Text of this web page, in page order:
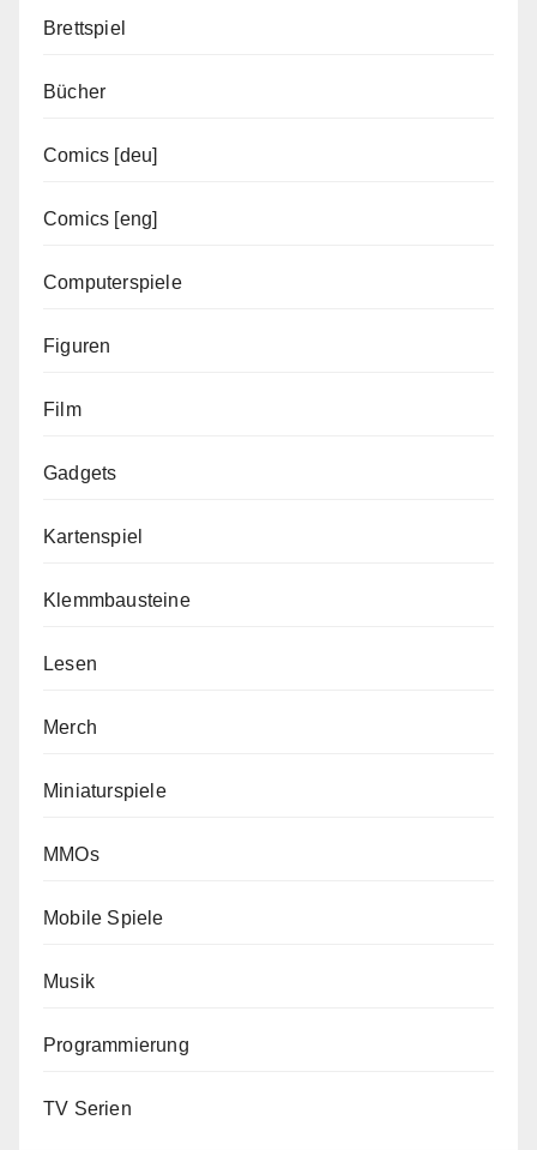
Brettspiel
Bücher
Comics [deu]
Comics [eng]
Computerspiele
Figuren
Film
Gadgets
Kartenspiel
Klemmbausteine
Lesen
Merch
Miniaturspiele
MMOs
Mobile Spiele
Musik
Programmierung
TV Serien